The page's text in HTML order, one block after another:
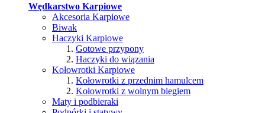
Wędkarstwo Karpiowe
Akcesoria Karpiowe
Biwak
Haczyki Karpiowe
Gotowe przypony
Haczyki do wiązania
Kołowrotki Karpiowe
Kołowrotki z przednim hamulcem
Kołowrotki z wolnym biegiem
Maty i podbieraki